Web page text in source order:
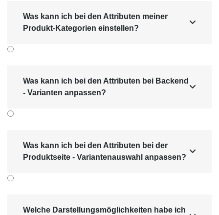
Was kann ich bei den Attributen meiner
Produkt-Kategorien einstellen?

Was kann ich bei den Attributen bei Backend
- Varianten anpassen?

Was kann ich bei den Attributen bei der
Produktseite - Variantenauswahl anpassen?

Welche Darstellungsmöglichkeiten habe ich